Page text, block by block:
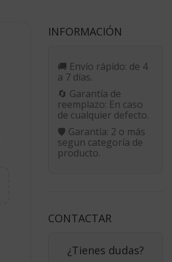
INFORMACIÓN
🚚 Envío rápido: de 4
a 7 días.
🔄 Garantía de
reemplazo: En caso
de cualquier defecto.
🛡️ Garantía: 2 o más
segun categoría de
producto.
CONTACTAR
¿Tienes dudas?